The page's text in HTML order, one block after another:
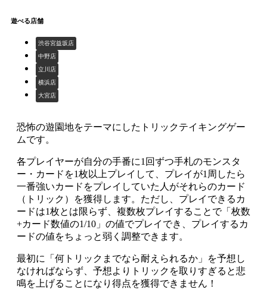
遊べる店舗
渋谷宮益坂店
中野店
立川店
横浜店
大宮店
恐怖の遊園地をテーマにしたトリックテイキングゲー
ムです。
各プレイヤーが自分の手番に1回ずつ手札のモンスタ
ー・カードを1枚以上プレイして、プレイが1周したら
一番強いカードをプレイしていた人がそれらのカード
（トリック）を獲得します。ただし、プレイできるカ
ードは1枚とは限らず、複数枚プレイすることで「枚数
+カード数値の1/10」の値でプレイでき、プレイするカ
ードの値をちょっと弱く調整できます。
最初に「何トリックまでなら耐えられるか」を予想し
なければならず、予想よりトリックを取りすぎると悲
鳴を上げることになり得点を獲得できません！